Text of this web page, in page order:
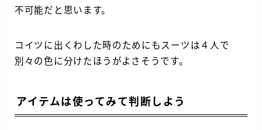
不可能だと思います。
コイツに出くわした時のためにもスーツは４人で
別々の色に分けたほうがよさそうです。
アイテムは使ってみて判断しよう